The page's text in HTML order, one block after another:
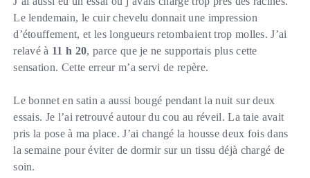
Le lendemain, le cuir chevelu donnait une impression
d’étouffement, et les longueurs retombaient trop molles. J’ai
relavé à 11 h 20, parce que je ne supportais plus cette
sensation. Cette erreur m’a servi de repère.
Le bonnet en satin a aussi bougé pendant la nuit sur deux
essais. Je l’ai retrouvé autour du cou au réveil. La taie avait
pris la pose à ma place. J’ai changé la housse deux fois dans
la semaine pour éviter de dormir sur un tissu déjà chargé de
soin.